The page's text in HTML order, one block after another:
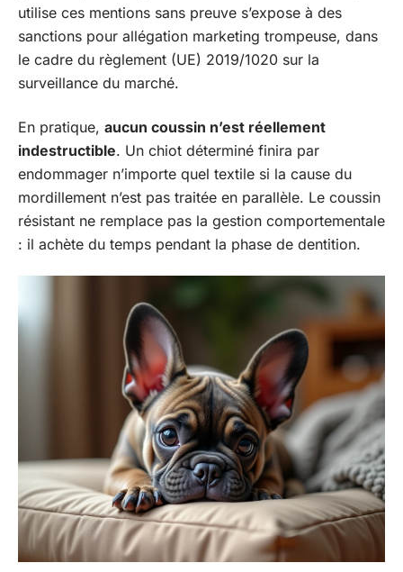
utilise ces mentions sans preuve s’expose à des
sanctions pour allégation marketing trompeuse, dans
le cadre du règlement (UE) 2019/1020 sur la
surveillance du marché.
En pratique, aucun coussin n’est réellement
indestructible. Un chiot déterminé finira par
endommager n’importe quel textile si la cause du
mordillement n’est pas traitée en parallèle. Le coussin
résistant ne remplace pas la gestion comportementale
: il achète du temps pendant la phase de dentition.